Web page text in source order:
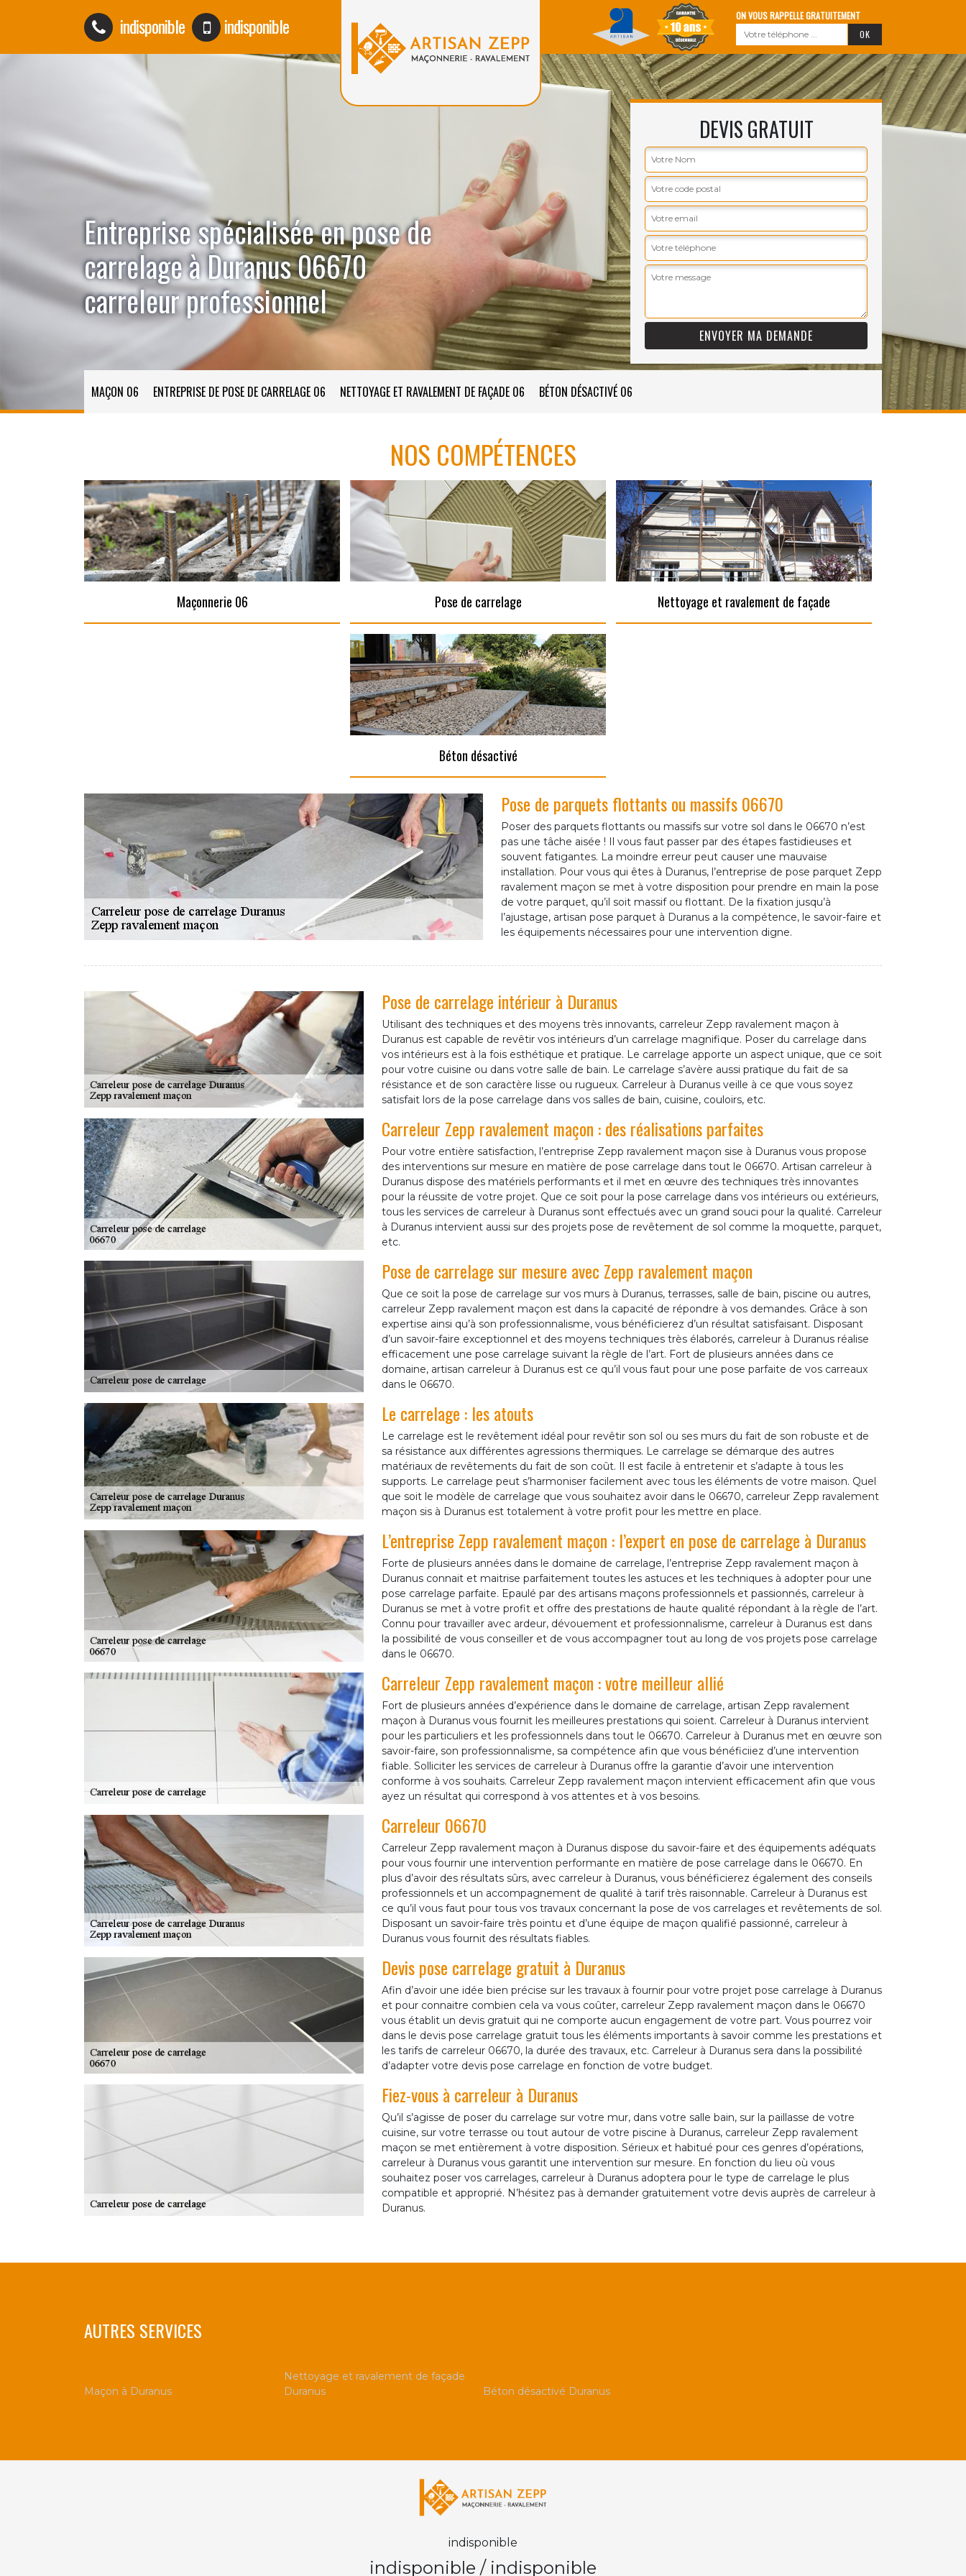
indisponible indisponible ON VOUS RAPPELLE GRATUITEMENT
Entreprise spécialisée en pose de
carrelage à Duranus 06670
carreleur professionnel
DEVIS GRATUIT
MAÇON 06 ENTREPRISE DE POSE DE CARRELAGE 06 NETTOYAGE ET RAVALEMENT DE FAÇADE 06 BÉTON DÉSACTIVÉ 06
NOS COMPÉTENCES
Maçonnerie 06 Pose de carrelage Nettoyage et ravalement de façade
Béton désactivé
Pose de parquets flottants ou massifs 06670
Poser des parquets flottants ou massifs sur votre sol dans le 06670 n’est
pas une tâche aisée ! Il vous faut passer par des étapes fastidieuses et
souvent fatigantes. La moindre erreur peut causer une mauvaise
installation. Pour vous qui êtes à Duranus, l’entreprise de pose parquet Zepp
ravalement maçon se met à votre disposition pour prendre en main la pose
de votre parquet, qu’il soit massif ou flottant. De la fixation jusqu’à
l’ajustage, artisan pose parquet à Duranus a la compétence, le savoir-faire et
les équipements nécessaires pour une intervention digne.
Pose de carrelage intérieur à Duranus
Utilisant des techniques et des moyens très innovants, carreleur Zepp ravalement maçon à
Duranus est capable de revêtir vos intérieurs d’un carrelage magnifique. Poser du carrelage dans
vos intérieurs est à la fois esthétique et pratique. Le carrelage apporte un aspect unique, que ce soit
pour votre cuisine ou dans votre salle de bain. Le carrelage s’avère aussi pratique du fait de sa
résistance et de son caractère lisse ou rugueux. Carreleur à Duranus veille à ce que vous soyez
satisfait lors de la pose carrelage dans vos salles de bain, cuisine, couloirs, etc.
Carreleur Zepp ravalement maçon : des réalisations parfaites
Pour votre entière satisfaction, l’entreprise Zepp ravalement maçon sise à Duranus vous propose
des interventions sur mesure en matière de pose carrelage dans tout le 06670. Artisan carreleur à
Duranus dispose des matériels performants et il met en œuvre des techniques très innovantes
pour la réussite de votre projet. Que ce soit pour la pose carrelage dans vos intérieurs ou extérieurs,
tous les services de carreleur à Duranus sont effectués avec un grand souci pour la qualité. Carreleur
à Duranus intervient aussi sur des projets pose de revêtement de sol comme la moquette, parquet,
etc.
Pose de carrelage sur mesure avec Zepp ravalement maçon
Que ce soit la pose de carrelage sur vos murs à Duranus, terrasses, salle de bain, piscine ou autres,
carreleur Zepp ravalement maçon est dans la capacité de répondre à vos demandes. Grâce à son
expertise ainsi qu’à son professionnalisme, vous bénéficierez d’un résultat satisfaisant. Disposant
d’un savoir-faire exceptionnel et des moyens techniques très élaborés, carreleur à Duranus réalise
efficacement une pose carrelage suivant la règle de l’art. Fort de plusieurs années dans ce
domaine, artisan carreleur à Duranus est ce qu’il vous faut pour une pose parfaite de vos carreaux
dans le 06670.
Le carrelage : les atouts
Le carrelage est le revêtement idéal pour revêtir son sol ou ses murs du fait de son robuste et de
sa résistance aux différentes agressions thermiques. Le carrelage se démarque des autres
matériaux de revêtements du fait de son coût. Il est facile à entretenir et s’adapte à tous les
supports. Le carrelage peut s’harmoniser facilement avec tous les éléments de votre maison. Quel
que soit le modèle de carrelage que vous souhaitez avoir dans le 06670, carreleur Zepp ravalement
maçon sis à Duranus est totalement à votre profit pour les mettre en place.
L’entreprise Zepp ravalement maçon : l’expert en pose de carrelage à Duranus
Forte de plusieurs années dans le domaine de carrelage, l’entreprise Zepp ravalement maçon à
Duranus connait et maitrise parfaitement toutes les astuces et les techniques à adopter pour une
pose carrelage parfaite. Epaulé par des artisans maçons professionnels et passionnés, carreleur à
Duranus se met à votre profit et offre des prestations de haute qualité répondant à la règle de l’art.
Connu pour travailler avec ardeur, dévouement et professionnalisme, carreleur à Duranus est dans
la possibilité de vous conseiller et de vous accompagner tout au long de vos projets pose carrelage
dans le 06670.
Carreleur Zepp ravalement maçon : votre meilleur allié
Fort de plusieurs années d’expérience dans le domaine de carrelage, artisan Zepp ravalement
maçon à Duranus vous fournit les meilleures prestations qui soient. Carreleur à Duranus intervient
pour les particuliers et les professionnels dans tout le 06670. Carreleur à Duranus met en œuvre son
savoir-faire, son professionnalisme, sa compétence afin que vous bénéficiiez d’une intervention
fiable. Solliciter les services de carreleur à Duranus offre la garantie d’avoir une intervention
conforme à vos souhaits. Carreleur Zepp ravalement maçon intervient efficacement afin que vous
ayez un résultat qui correspond à vos attentes et à vos besoins.
Carreleur 06670
Carreleur Zepp ravalement maçon à Duranus dispose du savoir-faire et des équipements adéquats
pour vous fournir une intervention performante en matière de pose carrelage dans le 06670. En
plus d’avoir des résultats sûrs, avec carreleur à Duranus, vous bénéficierez également des conseils
professionnels et un accompagnement de qualité à tarif très raisonnable. Carreleur à Duranus est
ce qu’il vous faut pour tous vos travaux concernant la pose de vos carrelages et revêtements de sol.
Disposant un savoir-faire très pointu et d’une équipe de maçon qualifié passionné, carreleur à
Duranus vous fournit des résultats fiables.
Devis pose carrelage gratuit à Duranus
Afin d’avoir une idée bien précise sur les travaux à fournir pour votre projet pose carrelage à Duranus
et pour connaitre combien cela va vous coûter, carreleur Zepp ravalement maçon dans le 06670
vous établit un devis gratuit qui ne comporte aucun engagement de votre part. Vous pourrez voir
dans le devis pose carrelage gratuit tous les éléments importants à savoir comme les prestations et
les tarifs de carreleur 06670, la durée des travaux, etc. Carreleur à Duranus sera dans la possibilité
d’adapter votre devis pose carrelage en fonction de votre budget.
Fiez-vous à carreleur à Duranus
Qu’il s’agisse de poser du carrelage sur votre mur, dans votre salle bain, sur la paillasse de votre
cuisine, sur votre terrasse ou tout autour de votre piscine à Duranus, carreleur Zepp ravalement
maçon se met entièrement à votre disposition. Sérieux et habitué pour ces genres d’opérations,
carreleur à Duranus vous garantit une intervention sur mesure. En fonction du lieu où vous
souhaitez poser vos carrelages, carreleur à Duranus adoptera pour le type de carrelage le plus
compatible et approprié. N’hésitez pas à demander gratuitement votre devis auprès de carreleur à
Duranus.
AUTRES SERVICES
Maçon à Duranus
Nettoyage et ravalement de façade
Duranus
Béton désactivé Duranus
indisponible
indisponible / indisponible